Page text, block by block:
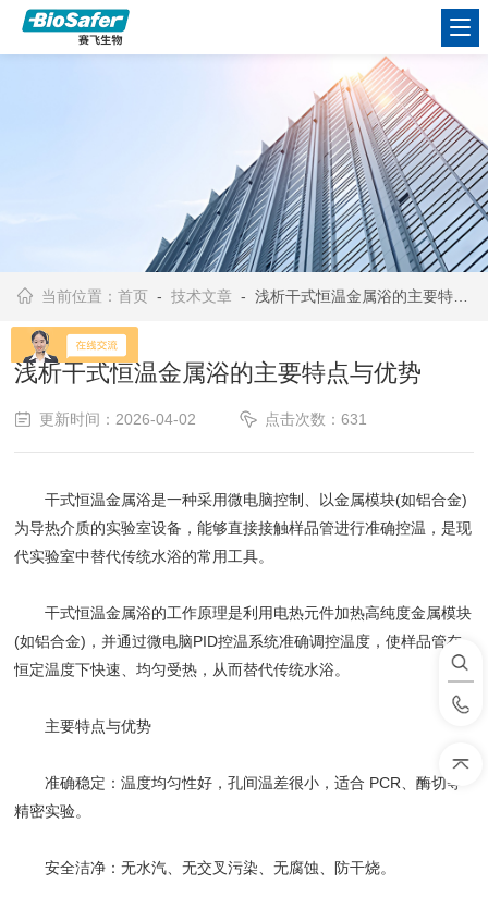
当前位置：首页 -技术文章 - 浅析干式恒温金属浴的主要特点与优势
浅析干式恒温金属浴的主要特点与优势
更新时间：2026-04-02 点击次数：631
干式恒温金属浴是一种采用微电脑控制、以金属模块(如铝合金)
为导热介质的实验室设备，能够直接接触样品管进行准确控温，是现
代实验室中替代传统水浴的常用工具。
‌干式恒温金属浴的工作原理‌是利用电热元件加热高纯度金属模块
(如铝合金)，并通过微电脑PID控温系统准确调控温度，使样品管在
恒定温度下快速、均匀受热，从而替代传统水浴。
主要特点与优势
准确稳定：温度均匀性好，孔间温差很小，适合 PCR、酶切等
精密实验。
安全洁净：无水汽、无交叉污染、无腐蚀、防干烧。